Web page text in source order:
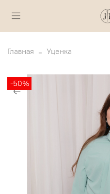
Главная Уценка
-50%